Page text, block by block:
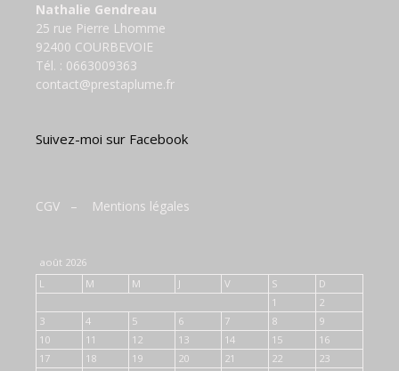
Nathalie Gendreau
25 rue Pierre Lhomme
92400 COURBEVOIE
Tél. : 0663009363
contact@prestaplume.fr
Suivez-moi sur Facebook
CGV – Mentions légales
août 2026
L
M M J V S
D
1
2
3
4 5 6 7 8
9
10
11 12 13 14 15
16
17
18 19 20 21 22
23